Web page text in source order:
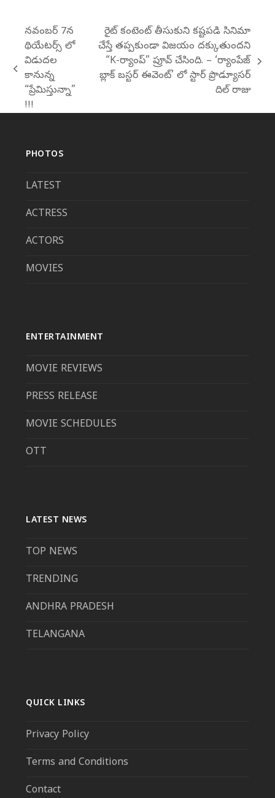
previous
post:
నవంబర్ 7న
థియేటర్స్ లో
విడుదల
కానున్న
“ప్రేమిస్తున్నా”
!!!
next
post:
రైట్ కంటెంట్ తీసుకుని కష్టపడి సినిమా
చేస్తే తప్పకుండా విజయం దక్కుతుందని
“K-ర్యాంప్” ప్రూవ్ చేసింది. – ‘ర్యాంపేజ్
బ్లాక్ బస్టర్ ఈవెంట్’ లో స్టార్ ప్రొడ్యూసర్
దిల్ రాజు
PHOTOS
LATEST
ACTRESS
ACTORS
MOVIES
ENTERTAINMENT
MOVIE REVIEWS
PRESS RELEASE
MOVIE SCHEDULES
OTT
LATEST NEWS
TOP NEWS
TRENDING
ANDHRA PRADESH
TELANGANA
QUICK LINKS
Privacy Policy
Terms and Conditions
Contact